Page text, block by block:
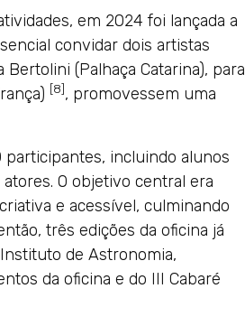
em 2024 foi lançada a
convidar dois artistas
(Palhaça Catarina), para
[8], promovessem uma
incluindo alunos
O objetivo central era
e acessível, culminando
três edições da oficina já
de Astronomia,
da oficina e do III Cabaré